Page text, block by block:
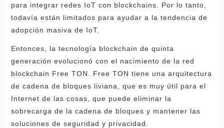
para integrar redes IoT con blockchains. Por lo tanto,
todavía están limitados para ayudar a la tendencia de
adopción masiva de IoT.
Entonces, la tecnología blockchain de quinta
generación evolucionó con el nacimiento de la red
blockchain Free TON. Free TON tiene una arquitectura
de cadena de bloques liviana, que es muy útil para el
Internet de las cosas, que puede eliminar la
sobrecarga de la cadena de bloques y mantener las
soluciones de seguridad y privacidad.